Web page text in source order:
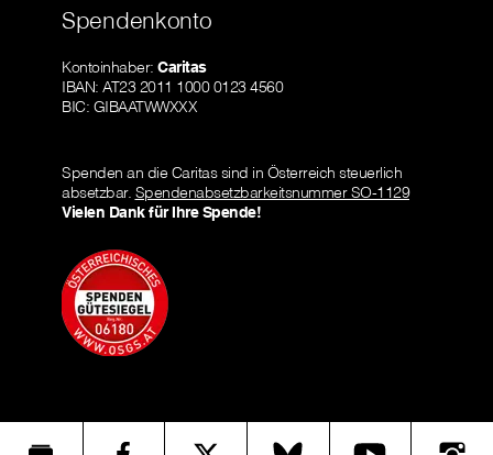
Spendenkonto
Kontoinhaber: Caritas
IBAN: AT23 2011 1000 0123 4560
BIC: GIBAATWWXXX
Spenden an die Caritas sind in Österreich steuerlich
absetzbar. Spendenabsetzbarkeitsnummer SO-1129
Vielen Dank für Ihre Spende!